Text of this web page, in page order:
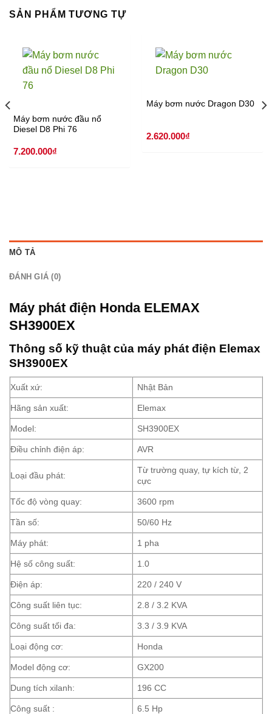
SẢN PHẨM TƯƠNG TỰ
Máy bơm nước đầu nổ
Diesel D8 Phi 76
7.200.000₫
Máy bơm nước Dragon D30
2.620.000₫
MÔ TẢ
ĐÁNH GIÁ (0)
Máy phát điện Honda ELEMAX
SH3900EX
Thông số kỹ thuật của máy phát điện Elemax
SH3900EX
Xuất xứ: Nhật Bản
Hãng sản xuất: Elemax
Model: SH3900EX
Điều chỉnh điện áp: AVR
Loại đầu phát:
Từ trường quay, tự kích từ, 2
cực
Tốc độ vòng quay: 3600 rpm
Tần số: 50/60 Hz
Máy phát: 1 pha
Hệ số công suất: 1.0
Điện áp: 220 / 240 V
Công suất liên tục: 2.8 / 3.2 KVA
Công suất tối đa: 3.3 / 3.9 KVA
Loại động cơ: Honda
Model động cơ: GX200
Dung tích xilanh: 196 CC
Công suất : 6.5 Hp